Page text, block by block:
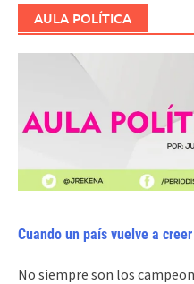
AULA POLÍTICA
Cuando un país vuelve a creer
No siempre son los